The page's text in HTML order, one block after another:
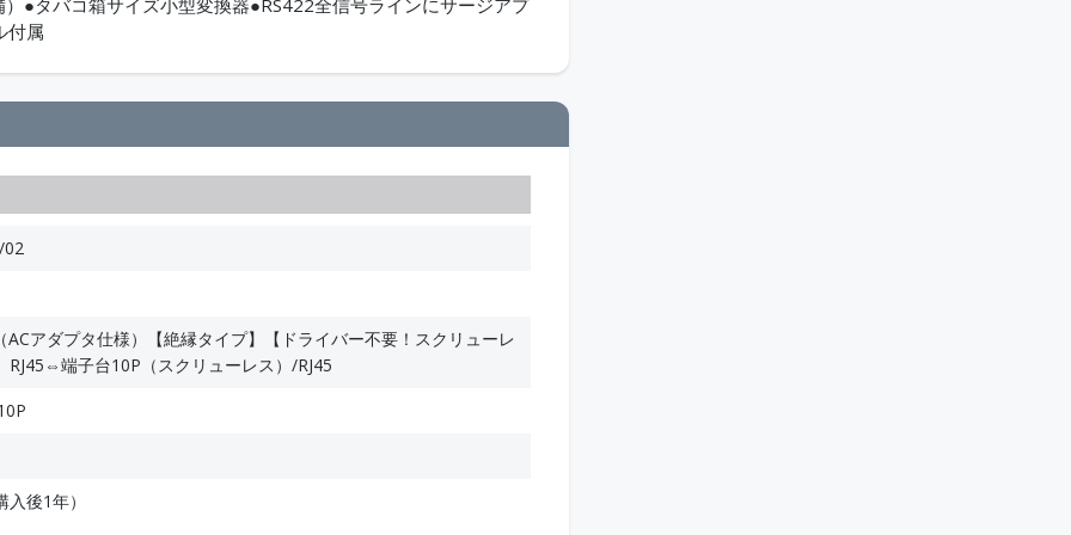
●タバコ箱サイズ小型変換器●RS422全信号ラインにサージアプ
付属
02
アダプタ仕様）【絶縁タイプ】【ドライバー不要！スクリューレ
RJ45⇔端子台10P（スクリューレス）/RJ45
後1年）